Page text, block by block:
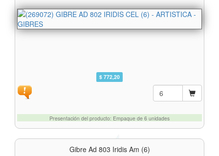
$ 772,20
Presentación del producto: Empaque de 6 unidades
Gibre Ad 803 Iridis Am (6)